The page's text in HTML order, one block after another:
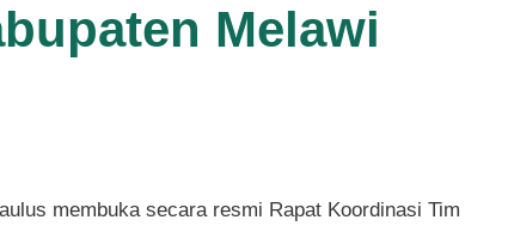
Melawi
membuka secara resmi Rapat Koordinasi Tim